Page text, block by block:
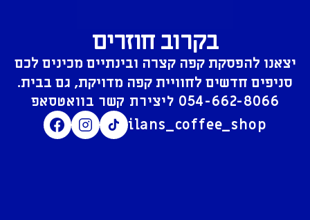
בקרוב חוזרים
יצאנו להפסקת קפה קצרה ובינתיים מכינים לכם
סניפים חדשים לחוויית קפה מדויקת, גם בבית.
054-662-8066
ilans_coffee_shop